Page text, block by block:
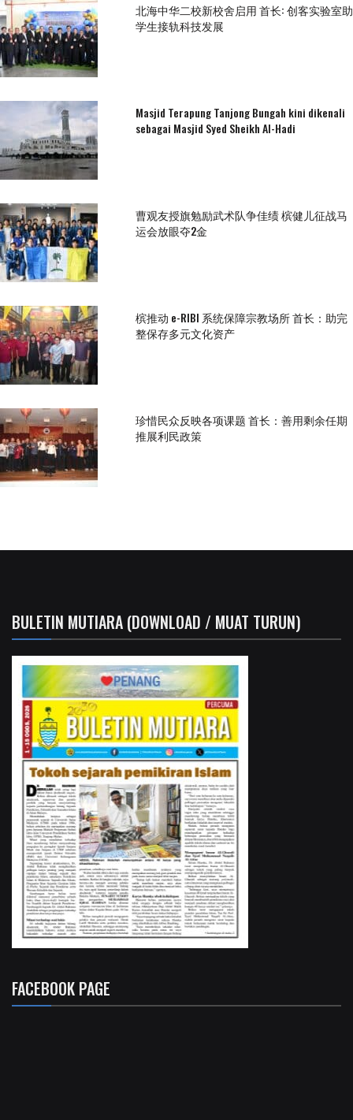
北海中华二校新校舍启用 首长: 创客实验室助
学生接轨科技发展
Masjid Terapung Tanjong Bungah kini dikenali
sebagai Masjid Syed Sheikh Al-Hadi
曹观友授旗勉励武术队争佳绩 槟健儿征战马
运会放眼夺2金
槟推动 e-RIBI 系统保障宗教场所 首长：助完
整保存多元文化资产
珍惜民众反映各项课题 首长：善用剩余任期
推展利民政策
BULETIN MUTIARA (DOWNLOAD / MUAT TURUN)
FACEBOOK PAGE